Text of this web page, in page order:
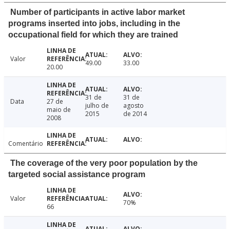
Number of participants in active labor market
programs inserted into jobs, including in the
occupational field for which they are trained
Valor
20.00
49.00 33.00
Data
27 de
maio de
2008
31 de
julho de
2015
31 de
agosto
de 2014
Comentário
The coverage of the very poor population by the
targeted social assistance program
Valor
66
70%